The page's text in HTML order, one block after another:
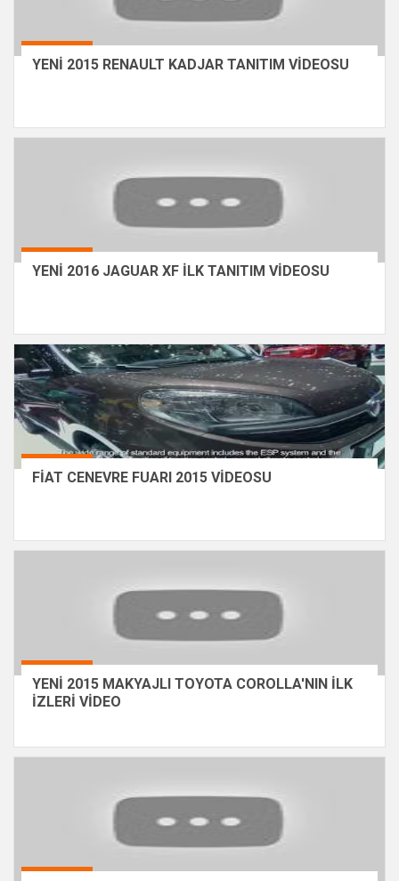
YENİ 2015 RENAULT KADJAR TANITIM VİDEOSU
YENİ 2016 JAGUAR XF İLK TANITIM VİDEOSU
FİAT CENEVRE FUARI 2015 VİDEOSU
YENİ 2015 MAKYAJLI TOYOTA COROLLA'NIN İLK
İZLERİ VİDEO